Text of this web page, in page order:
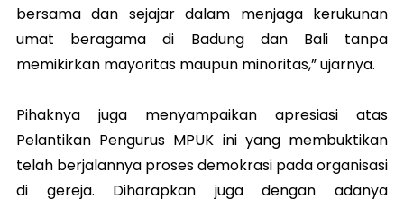
bersama dan sejajar dalam menjaga kerukunan
umat beragama di Badung dan Bali tanpa
memikirkan mayoritas maupun minoritas,” ujarnya.
Pihaknya juga menyampaikan apresiasi atas
Pelantikan Pengurus MPUK ini yang membuktikan
telah berjalannya proses demokrasi pada organisasi
di gereja. Diharapkan juga dengan adanya